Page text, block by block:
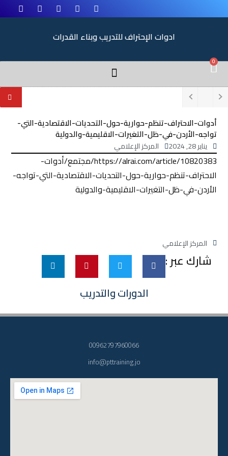
ادوات الإحتراف للتدريب وبناء القدرات
0
الدورات والتدريب
أدوات-الاحتراف-تنظم-حوارية-حول-التحديات-الاقتصادية-التي-
تواجه-الأردن-في-ظل-التغيرات-الاقليمية-والدولية
يناير 28, 2024 المركز الإعلامي
https://alrai.com/article/10820383/مجتمع/أدوات-
الاحتراف-تنظم-حوارية-حول-التحديات-الاقتصادية-التي-تواجه-
الأردن-في-ظل-التغيرات-الاقليمية-والدولية
المركز الإعلامي
شارك عبر :
00962797960066
info@pttraining.jo